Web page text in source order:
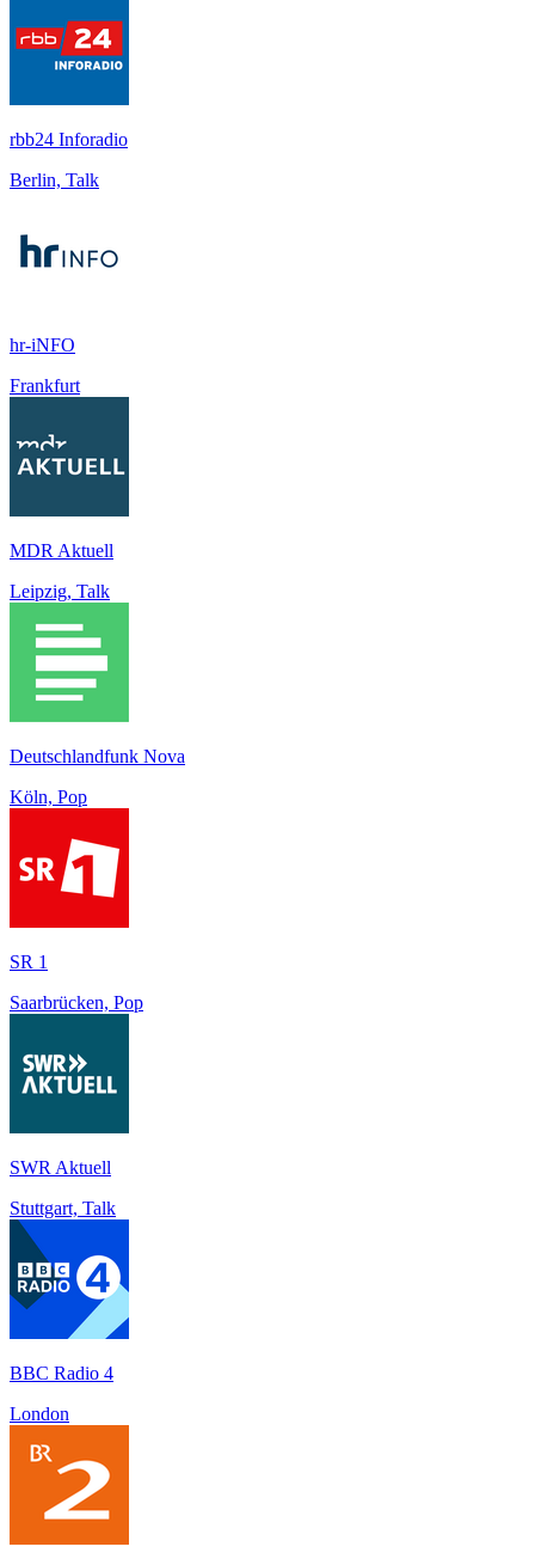
rbb24 Inforadio
Berlin, Talk
hr-iNFO
Frankfurt
MDR Aktuell
Leipzig, Talk
Deutschlandfunk Nova
Köln, Pop
SR 1
Saarbrücken, Pop
SWR Aktuell
Stuttgart, Talk
BBC Radio 4
London